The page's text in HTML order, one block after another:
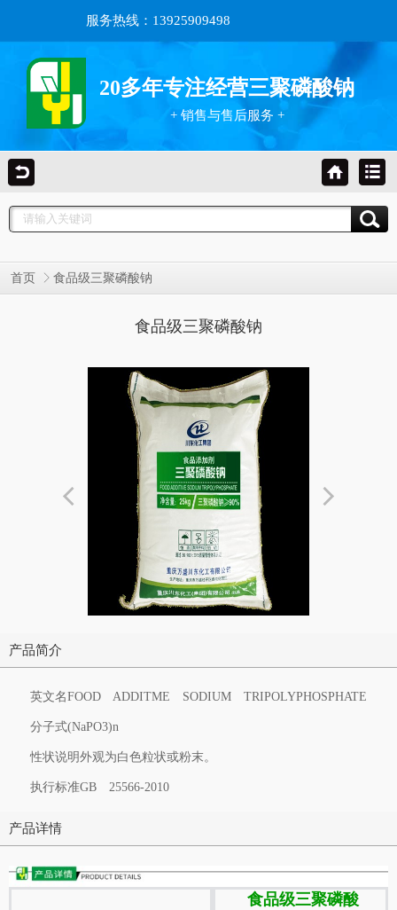
服务热线：13925909498
20多年专注经营三聚磷酸钠
+ 销售与售后服务 +
首页 食品级三聚磷酸钠
食品级三聚磷酸钠
产品简介
英文名FOOD ADDITME SODIUM TRIPOLYPHOSPHATE
分子式(NaPO3)n
性状说明外观为白色粒状或粉末。
执行标准GB 25566-2010
产品详情
食品级三聚磷酸